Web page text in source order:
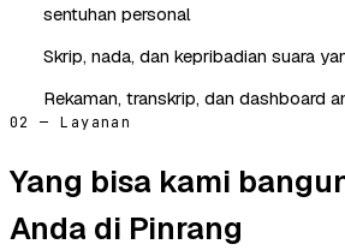
sentuhan personal
Skrip, nada, dan kepribadian suara
Rekaman, transkrip, dan dashboard
02 — Layanan
Yang bisa kami
Anda di Pinrang